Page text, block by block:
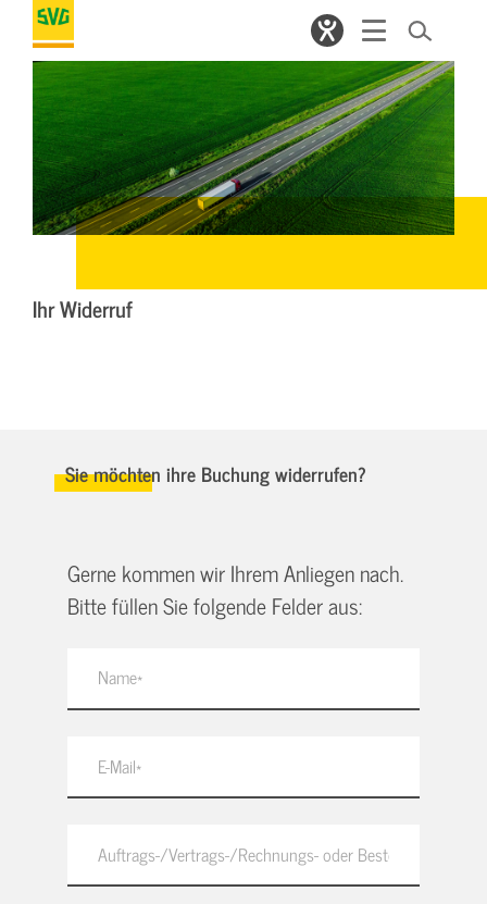
Ihr Widerruf
Sie möchten ihre Buchung widerrufen?
Gerne kommen wir Ihrem Anliegen nach.
Bitte füllen Sie folgende Felder aus: